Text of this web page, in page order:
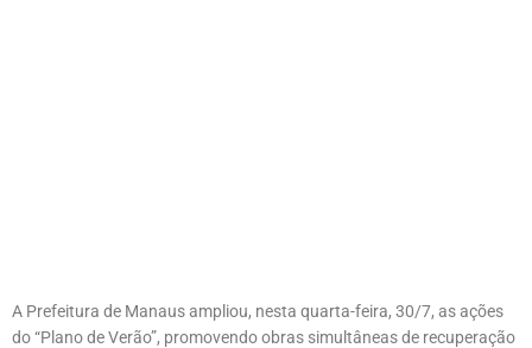
A Prefeitura de Manaus ampliou, nesta quarta-feira, 30/7, as ações
do “Plano de Verão”, promovendo obras simultâneas de recuperação